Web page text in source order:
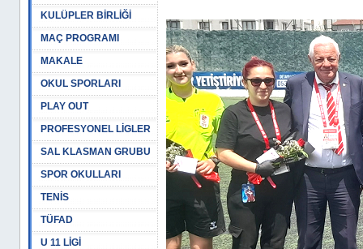
KULÜPLER BİRLİĞİ
MAÇ PROGRAMI
MAKALE
OKUL SPORLARI
PLAY OUT
PROFESYONEL LİGLER
SAL KLASMAN GRUBU
SPOR OKULLARI
TENİS
TÜFAD
U 11 LİGİ